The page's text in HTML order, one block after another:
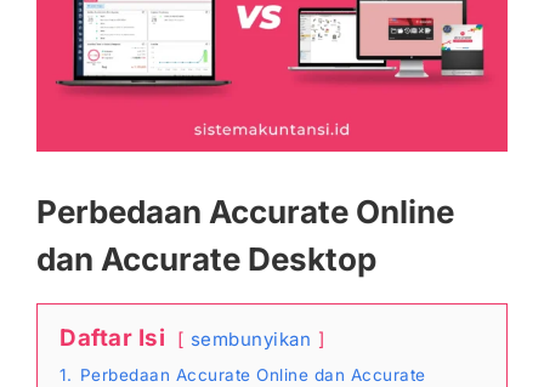
Perbedaan Accurate Online
dan Accurate Desktop
Daftar Isi sembunyikan
1. Perbedaan Accurate Online dan Accurate